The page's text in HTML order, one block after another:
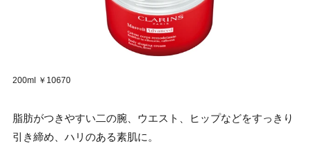
200ml ￥10670
脂肪がつきやすい二の腕、ウエスト、ヒップなどをすっきり
引き締め、ハリのある素肌に。